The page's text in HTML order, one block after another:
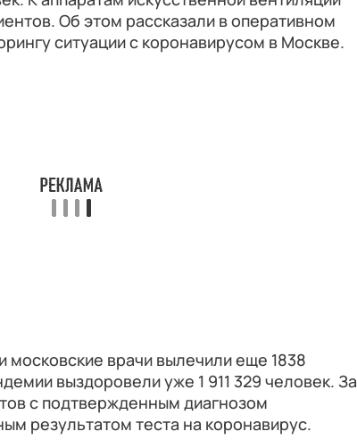
Об этом рассказали в оперативном
ситуации с коронавирусом в Москве.
московские врачи вылечили еще 1838
выздоровели уже 1 911 329 человек. За
с подтвержденным диагнозом
результатом теста на коронавирус.